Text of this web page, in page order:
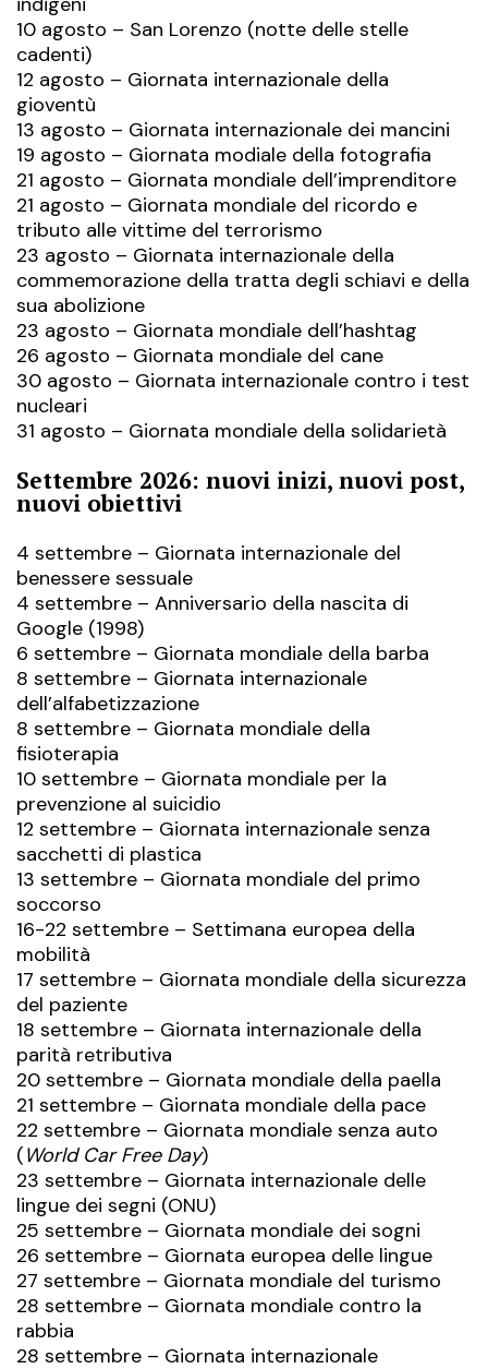
10 agosto – San Lorenzo (notte delle stelle
cadenti)
12 agosto – Giornata internazionale della
gioventù
13 agosto – Giornata internazionale dei mancini
19 agosto – Giornata modiale della fotografia
21 agosto – Giornata mondiale dell’imprenditore
21 agosto – Giornata mondiale del ricordo e
tributo alle vittime del terrorismo
23 agosto – Giornata internazionale della
commemorazione della tratta degli schiavi e della
sua abolizione
23 agosto – Giornata mondiale dell’hashtag
26 agosto – Giornata mondiale del cane
30 agosto – Giornata internazionale contro i test
nucleari
31 agosto – Giornata mondiale della solidarietà
Settembre 2026: nuovi inizi, nuovi post,
nuovi obiettivi
4 settembre – Giornata internazionale del
benessere sessuale
4 settembre – Anniversario della nascita di
Google (1998)
6 settembre – Giornata mondiale della barba
8 settembre – Giornata internazionale
dell’alfabetizzazione
8 settembre – Giornata mondiale della
fisioterapia
10 settembre – Giornata mondiale per la
prevenzione al suicidio
12 settembre – Giornata internazionale senza
sacchetti di plastica
13 settembre – Giornata mondiale del primo
soccorso
16-22 settembre – Settimana europea della
mobilità
17 settembre – Giornata mondiale della sicurezza
del paziente
18 settembre – Giornata internazionale della
parità retributiva
20 settembre – Giornata mondiale della paella
21 settembre – Giornata mondiale della pace
22 settembre – Giornata mondiale senza auto
(World Car Free Day)
23 settembre – Giornata internazionale delle
lingue dei segni (ONU)
25 settembre – Giornata mondiale dei sogni
26 settembre – Giornata europea delle lingue
27 settembre – Giornata mondiale del turismo
28 settembre – Giornata mondiale contro la
rabbia
28 settembre – Giornata internazionale